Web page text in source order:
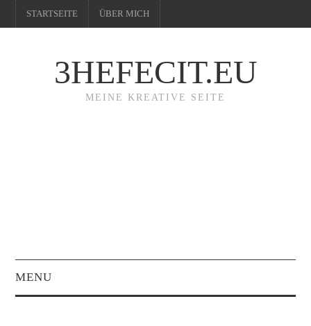
STARTSEITE ÜBER MICH
3HEFECIT.EU
MEINE KREATIVE SEITE
MENU